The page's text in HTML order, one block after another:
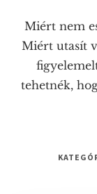
Miért nem
Miért utasít
tehetnék,